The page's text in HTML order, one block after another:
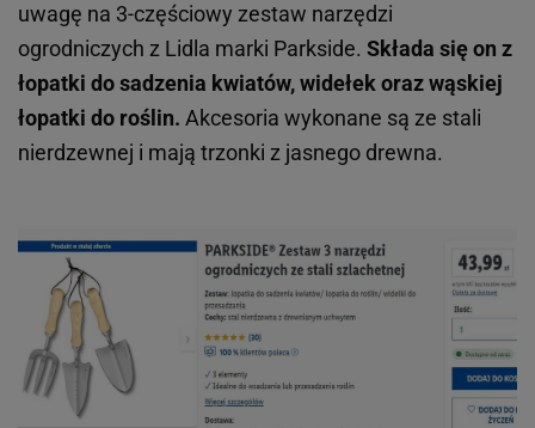
uwagę na 3-częściowy zestaw narzędzi
ogrodniczych z Lidla marki Parkside. Składa się on z
łopatki do sadzenia kwiatów, widełek oraz wąskiej
łopatki do roślin. Akcesoria wykonane są ze stali
nierdzewnej i mają trzonki z jasnego drewna.